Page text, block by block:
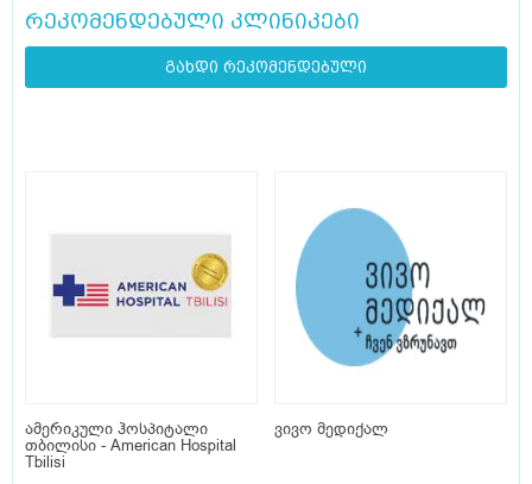
რეკომენდებული კლინიკები
გახდი რეკომენდებული
ამერიკული ჰოსპიტალი
თბილისი - American Hospital
Tbilisi
ვივო მედიქალ